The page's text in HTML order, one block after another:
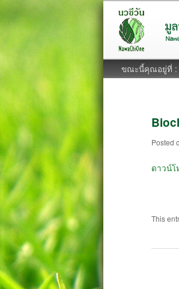
ขณะนี้คุณอยู่ที่ :
Posted
ดาวน์โ
This